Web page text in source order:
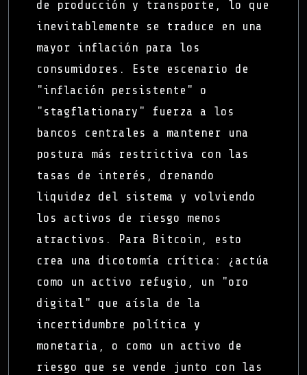
de producción y transporte, lo que
inevitablemente se traduce en una
mayor inflación para los
consumidores. Este escenario de
"inflación persistente" o
"stagflationary" fuerza a los
bancos centrales a mantener una
postura más restrictiva con las
tasas de interés, drenando
liquidez del sistema y volviendo
los activos de riesgo menos
atractivos. Para Bitcoin, esto
crea una dicotomía crítica: ¿actúa
como un activo refugio, un "oro
digital" que aísla de la
incertidumbre política y
monetaria, o como un activo de
riesgo que se vende junto con las